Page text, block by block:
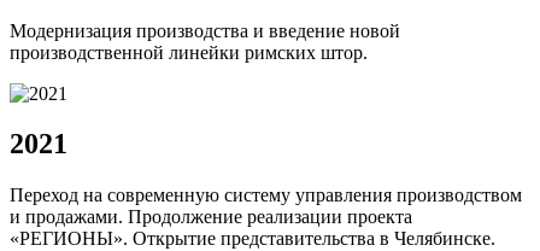
Модернизация производства и введение новой
производственной линейки римских штор.
2021
Переход на современную систему управления производством
и продажами. Продолжение реализации проекта
«РЕГИОНЫ». Открытие представительства в Челябинске.